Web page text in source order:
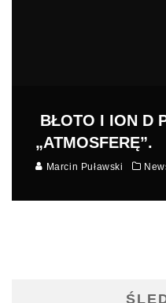
BŁOTO I ION D
„ATMOSFERĘ”.
Marcin Puławski